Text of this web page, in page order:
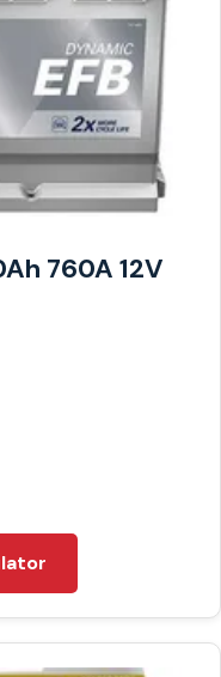
760A 12V